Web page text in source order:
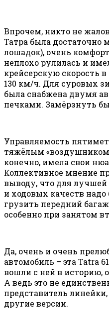
Впрочем, никто не
Татра была достаточно
лошадок), очень
неплохо рулилась и
крейсерскую скорость в
130 км/ч. Для суровых
была снабжена двумя
печками. Замёрзнуть
Управляемость
тяжёлым
конечно, имела свои
Коллективное мнение
выводу, что для лучшей
и ходовых качеств
грузить передний
особенно при занятом
Да, очень и очень
автомобиль – эта Tatra
вошли с ней в историю,
А ведь это не
представитель
другие версии.